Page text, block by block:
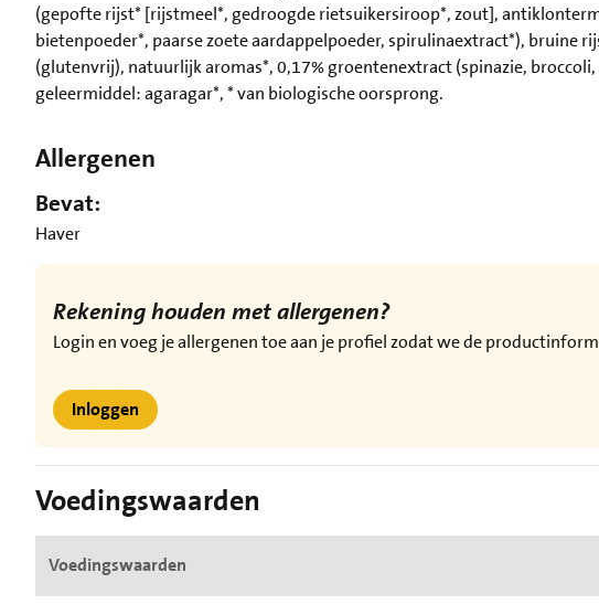
(gepofte rijst* [rijstmeel*, gedroogde rietsuikersiroop*, zout],
bietenpoeder*, paarse zoete aardappelpoeder, spirulinaextract*), bruine
(glutenvrij), natuurlijk aromas*, 0,17% groentenextract (spinazie,
geleermiddel: agaragar*, * van biologische oorsprong.
Allergenen
Bevat:
Haver
Rekening houden met allergenen?
Login en voeg je allergenen toe aan je profiel zodat we de
Inloggen
Voedingswaarden
Voedingswaarden